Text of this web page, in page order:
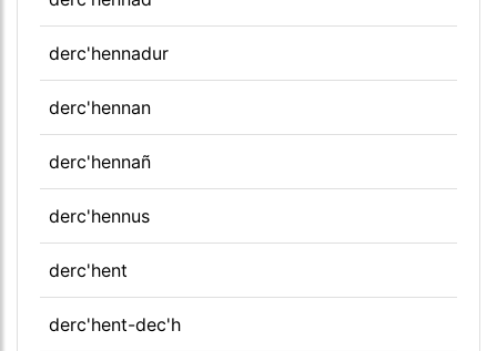
derc'hennadur
derc'hennan
derc'hennañ
derc'hennus
derc'hent
derc'hent-dec'h